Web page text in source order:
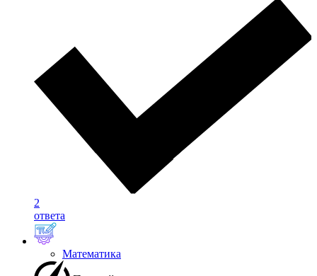
2
ответа
Математика